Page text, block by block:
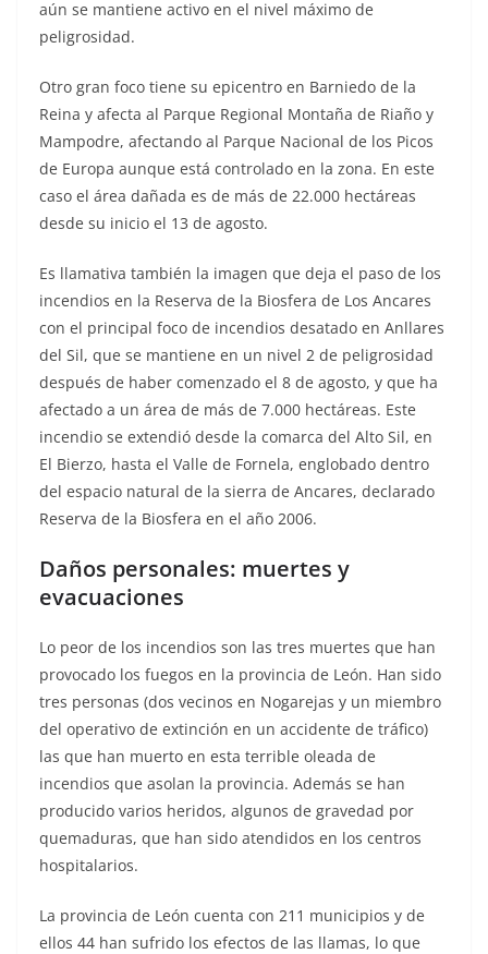
aún se mantiene activo en el nivel máximo de
peligrosidad.
Otro gran foco tiene su epicentro en Barniedo de la
Reina y afecta al Parque Regional Montaña de Riaño y
Mampodre, afectando al Parque Nacional de los Picos
de Europa aunque está controlado en la zona. En este
caso el área dañada es de más de 22.000 hectáreas
desde su inicio el 13 de agosto.
Es llamativa también la imagen que deja el paso de los
incendios en la Reserva de la Biosfera de Los Ancares
con el principal foco de incendios desatado en Anllares
del Sil, que se mantiene en un nivel 2 de peligrosidad
después de haber comenzado el 8 de agosto, y que ha
afectado a un área de más de 7.000 hectáreas. Este
incendio se extendió desde la comarca del Alto Sil, en
El Bierzo, hasta el Valle de Fornela, englobado dentro
del espacio natural de la sierra de Ancares, declarado
Reserva de la Biosfera en el año 2006.
Daños personales: muertes y
evacuaciones
Lo peor de los incendios son las tres muertes que han
provocado los fuegos en la provincia de León. Han sido
tres personas (dos vecinos en Nogarejas y un miembro
del operativo de extinción en un accidente de tráfico)
las que han muerto en esta terrible oleada de
incendios que asolan la provincia. Además se han
producido varios heridos, algunos de gravedad por
quemaduras, que han sido atendidos en los centros
hospitalarios.
La provincia de León cuenta con 211 municipios y de
ellos 44 han sufrido los efectos de las llamas, lo que